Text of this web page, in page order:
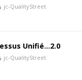
jc-QualityStreet
Unifié…2.0
jc-QualityStreet